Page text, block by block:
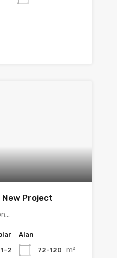
Project
1-2
Alan
72-120 m²